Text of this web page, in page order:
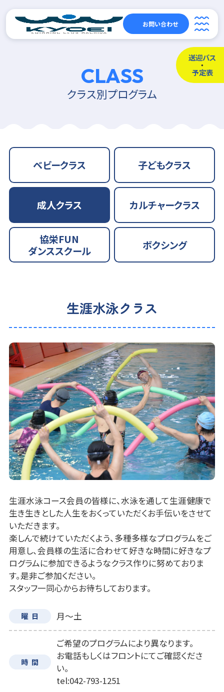
お問い合わせ
送迎バス
予定表
CLASS
クラス別プログラム
ベビークラス 子どもクラス
成人クラス カルチャークラス
協栄FUN
ダンススクール
ボクシング
生涯水泳クラス
生涯水泳コース会員の皆様に、水泳を通して生涯健康で
生き生きとした人生をおくっていただくお手伝いをさせて
いただきます。
楽しんで続けていただくよう、多種多様なプログラムをご
用意し、会員様の生活に合わせて好きな時間に好きなプ
ログラムに参加できるようなクラス作りに努めておりま
す。是非ご参加ください。
スタッフ一同心からお待ちしております。
曜日 月～土
時間
ご希望のプログラムにより異なります。
お電話もしくはフロントにてご確認くださ
い。
tel:042-793-1251